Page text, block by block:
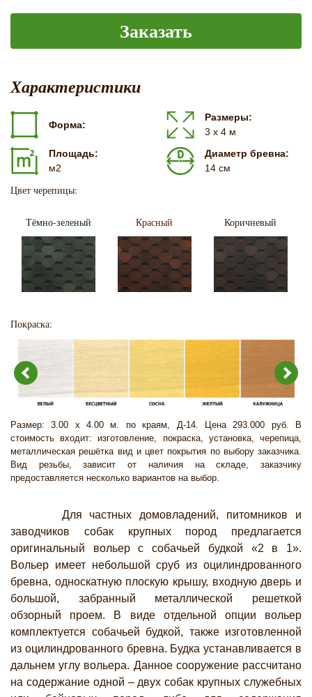
Заказать
Характеристики
Форма:
Размеры:
3 х 4 м
Площадь:
м2
Диаметр бревна:
14 см
Цвет черепицы:
Тёмно-зеленый Красный Коричневый
Покраска:
Размер: 3.00 х 4.00 м. по краям, Д-14. Цена 293.000 руб. В
стоимость входит: изготовление, покраска, установка, черепица,
металлическая решётка вид и цвет покрытия по выбору заказчика.
Вид резьбы, зависит от наличия на складе, заказчику
предоставляется несколько вариантов на выбор.
Для частных домовладений, питомников и
заводчиков собак крупных пород предлагается
оригинальный вольер с собачьей будкой «2 в 1».
Вольер имеет небольшой сруб из оцилиндрованного
бревна, односкатную плоскую крышу, входную дверь и
большой, забранный металлической решеткой
обзорный проем. В виде отдельной опции вольер
комплектуется собачьей будкой, также изготовленной
из оцилиндрованного бревна. Будка устанавливается в
дальнем углу вольера. Данное сооружение рассчитано
на содержание одной – двух собак крупных служебных